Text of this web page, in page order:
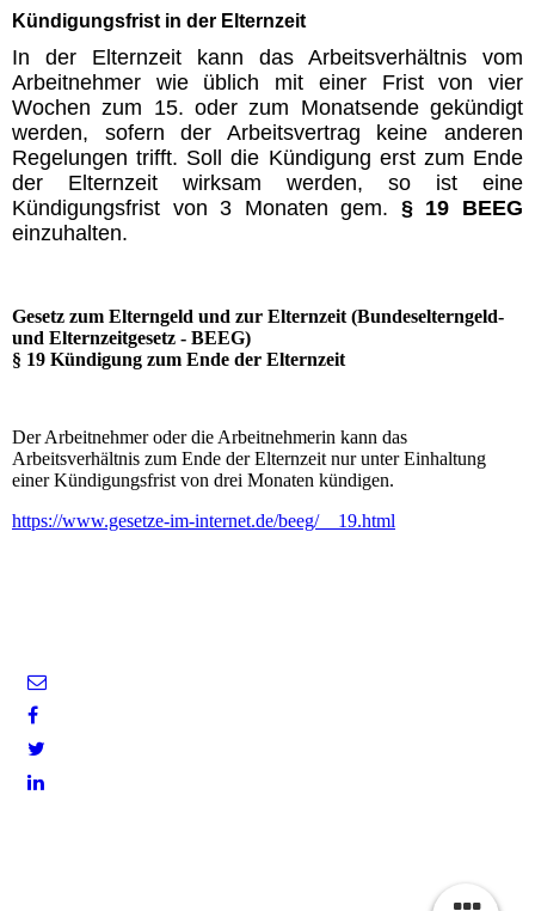
Kündigungsfrist in der Elternzeit
In der Elternzeit kann das Arbeitsverhältnis vom
Arbeitnehmer wie üblich mit einer Frist von vier
Wochen zum 15. oder zum Monatsende gekündigt
werden, sofern der Arbeitsvertrag keine anderen
Regelungen trifft. Soll die Kündigung erst zum Ende
der Elternzeit wirksam werden, so ist eine
Kündigungsfrist von 3 Monaten gem. § 19 BEEG
einzuhalten.
Gesetz zum Elterngeld und zur Elternzeit (Bundeselterngeld-
und Elternzeitgesetz - BEEG)
§ 19 Kündigung zum Ende der Elternzeit
Der Arbeitnehmer oder die Arbeitnehmerin kann das
Arbeitsverhältnis zum Ende der Elternzeit nur unter Einhaltung
einer Kündigungsfrist von drei Monaten kündigen.
https://www.gesetze-im-internet.de/beeg/__19.html